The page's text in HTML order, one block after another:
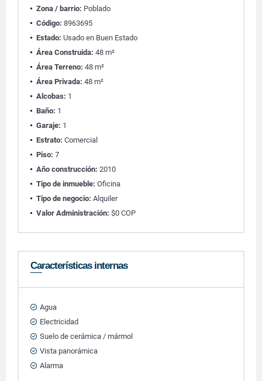
Zona / barrio: Poblado
Código: 8963695
Estado: Usado en Buen Estado
Área Construida: 48 m²
Área Terreno: 48 m²
Área Privada: 48 m²
Alcobas: 1
Baño: 1
Garaje: 1
Estrato: Comercial
Piso: 7
Año construcción: 2010
Tipo de inmueble: Oficina
Tipo de negocio: Alquiler
Valor Administración: $0 COP
Características internas
Agua
Electricidad
Suelo de cerámica / mármol
Vista panorámica
Alarma